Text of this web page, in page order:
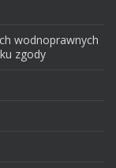
wodnoprawnych
zgody